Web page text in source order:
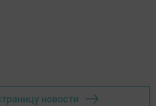
новости